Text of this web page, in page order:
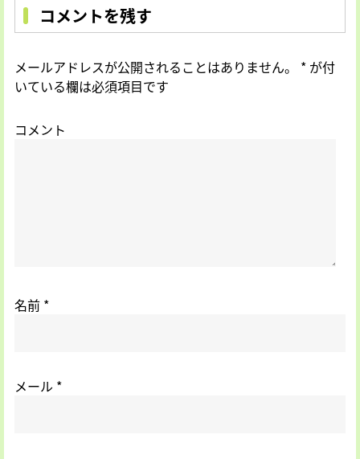
コメントを残す
メールアドレスが公開されることはありません。 * が付
いている欄は必須項目です
コメント
名前 *
メール *